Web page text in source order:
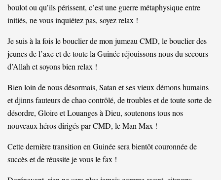
boulot ou qu’ils périssent, c’est une guerre métaphysique entre
initiés, ne vous inquiétez pas, soyez relax !
Je suis à la fois le bouclier de mon jumeau CMD, le bouclier des
jeunes de l’axe et de toute la Guinée réjouissons nous du secours
d’Allah et soyons bien relax !
Bien loin de nous désormais, Satan et ses vieux démons humains
et djinns fauteurs de chao contrôlé, de troubles et de toute sorte de
désordre, Gloire et Louanges à Dieu, soutenons tous nos
nouveaux héros dirigés par CMD, le Man Max !
Cette dernière transition en Guinée sera bientôt couronnée de
succès et de réussite je vous le fax !